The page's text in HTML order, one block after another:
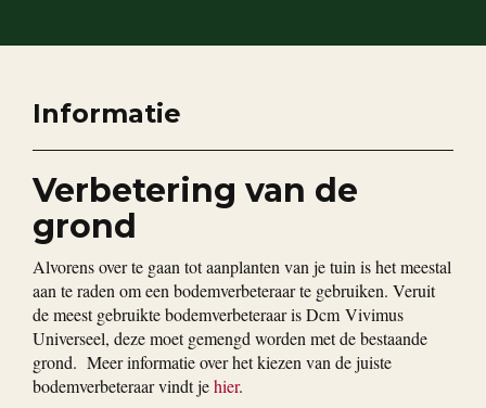
Informatie
Verbetering van de
grond
Alvorens over te gaan tot aanplanten van je tuin is het meestal
aan te raden om een bodemverbeteraar te gebruiken. Veruit
de meest gebruikte bodemverbeteraar is Dcm Vivimus
Universeel, deze moet gemengd worden met de bestaande
grond. Meer informatie over het kiezen van de juiste
bodemverbeteraar vindt jehier.